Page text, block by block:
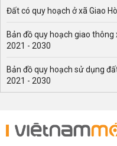
Đất có quy hoạch ở xã Giao
Bản đồ quy hoạch giao thông
2021 - 2030
Bản đồ quy hoạch sử dụng
2021 - 2030